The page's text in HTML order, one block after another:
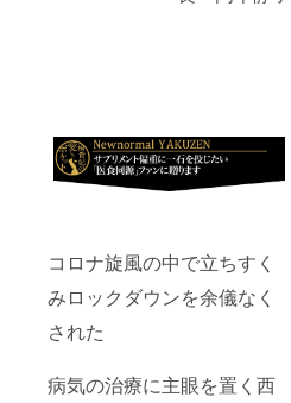
コロナ旋風の中で立ちすく
みロックダウンを余儀なく
された
病気の治療に主眼を置く西